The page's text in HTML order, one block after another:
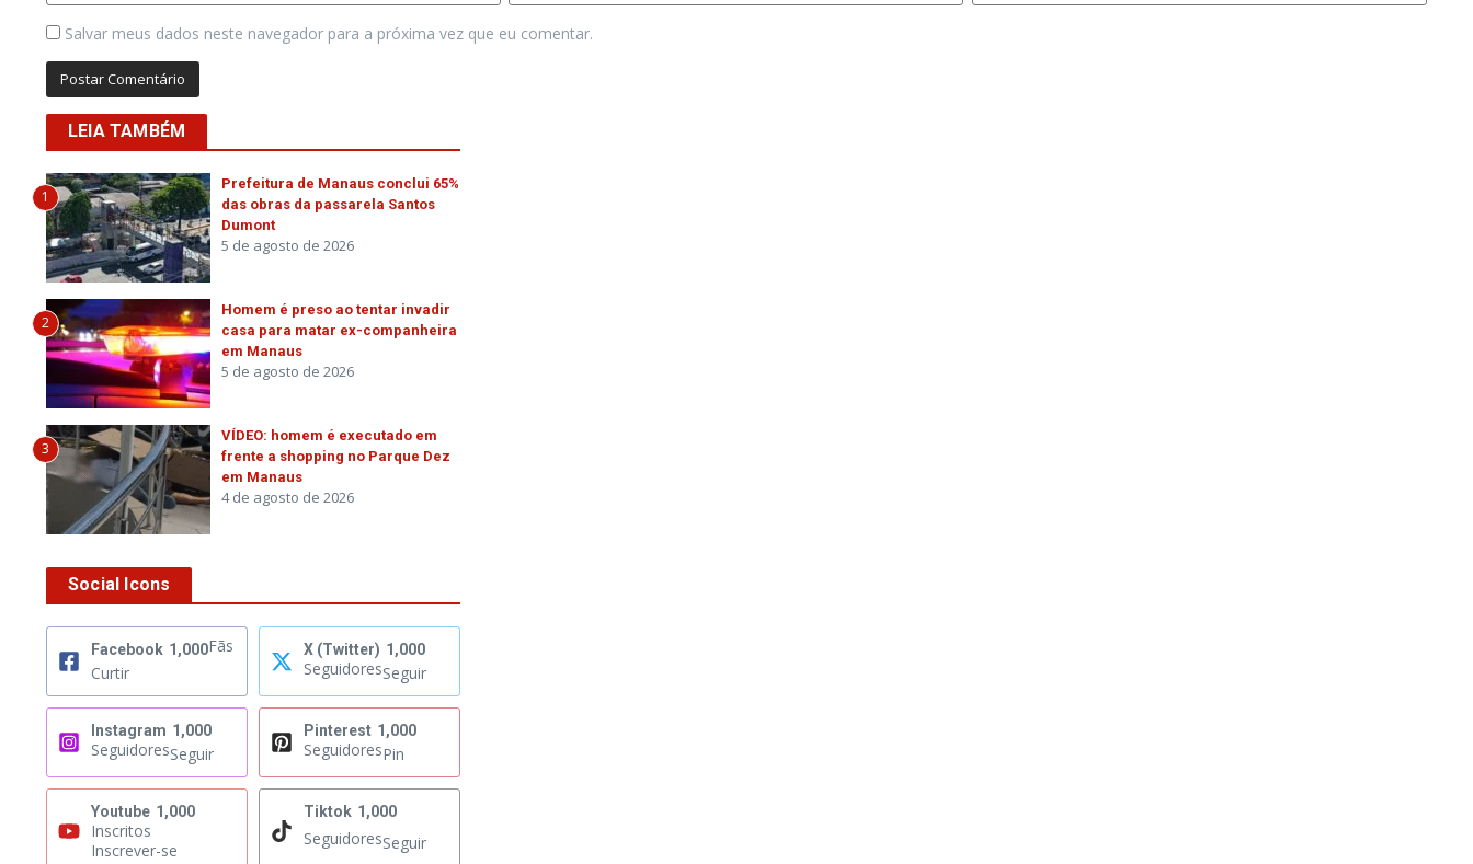
Salvar meus dados neste navegador para a próxima vez que eu comentar.
LEIA TAMBÉM
1
Prefeitura de Manaus conclui 65%
das obras da passarela Santos
Dumont
5 de agosto de 2026
2
Homem é preso ao tentar invadir
casa para matar ex-companheira
em Manaus
5 de agosto de 2026
3
VÍDEO: homem é executado em
frente a shopping no Parque Dez
em Manaus
4 de agosto de 2026
Social Icons
Facebook 1,000Fãs
Curtir
X (Twitter) 1,000
SeguidoresSeguir
Instagram 1,000
SeguidoresSeguir
Pinterest 1,000
SeguidoresPin
Youtube 1,000
Inscritos
Inscrever-se
Tiktok 1,000
SeguidoresSeguir